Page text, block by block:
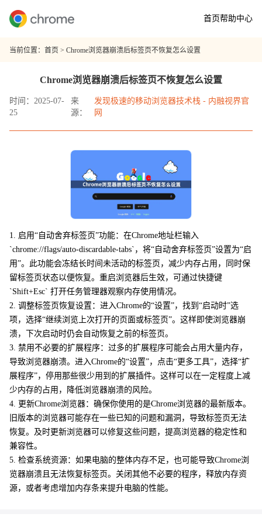
首页帮助中心
当前位置： 首页 > Chrome浏览器崩溃后标签页不恢复怎么设置
Chrome浏览器崩溃后标签页不恢复怎么设置
时间：2025-07-
25
来
源：
发现极速的移动浏览器技术栈 - 内融视界官
网
1. 启用“自动舍弃标签页”功能：在Chrome地址栏输入
`chrome://flags/auto-discardable-tabs`，将“自动舍弃标签页”设置为“启
用”。此功能会冻结长时间未活动的标签页，减少内存占用，同时保
留标签页状态以便恢复。重启浏览器后生效，可通过快捷键
`Shift+Esc` 打开任务管理器观察内存使用情况。
2. 调整标签页恢复设置：进入Chrome的“设置”，找到“启动时”选
项，选择“继续浏览上次打开的页面或标签页”。这样即使浏览器崩
溃，下次启动时仍会自动恢复之前的标签页。
3. 禁用不必要的扩展程序：过多的扩展程序可能会占用大量内存，
导致浏览器崩溃。进入Chrome的“设置”，点击“更多工具”，选择“扩
展程序”，停用那些很少用到的扩展插件。这样可以在一定程度上减
少内存的占用，降低浏览器崩溃的风险。
4. 更新Chrome浏览器：确保你使用的是Chrome浏览器的最新版本。
旧版本的浏览器可能存在一些已知的问题和漏洞，导致标签页无法
恢复。及时更新浏览器可以修复这些问题，提高浏览器的稳定性和
兼容性。
5. 检查系统资源：如果电脑的整体内存不足，也可能导致Chrome浏
览器崩溃且无法恢复标签页。关闭其他不必要的程序，释放内存资
源，或者考虑增加内存条来提升电脑的性能。